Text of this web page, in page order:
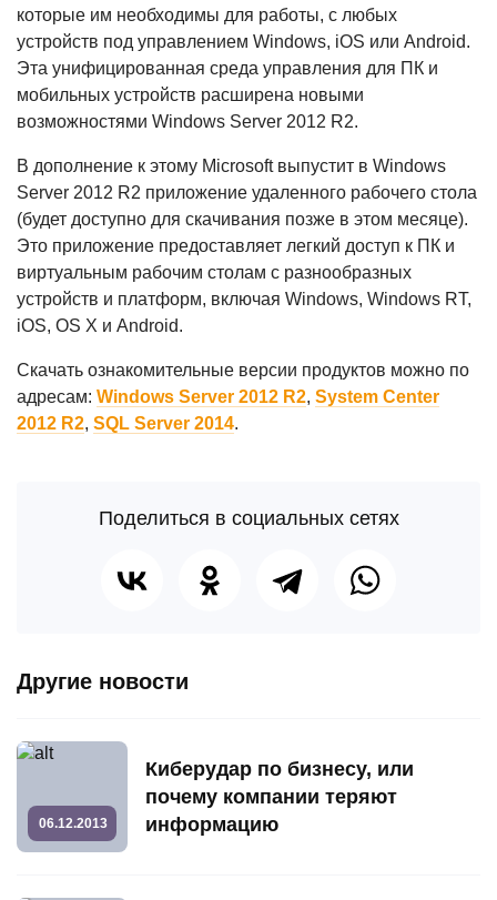
которые им необходимы для работы, с любых
устройств под управлением Windows, iOS или Android.
Эта унифицированная среда управления для ПК и
мобильных устройств расширена новыми
возможностями Windows Server 2012 R2.
В дополнение к этому Microsoft выпустит в Windows
Server 2012 R2 приложение удаленного рабочего стола
(будет доступно для скачивания позже в этом месяце).
Это приложение предоставляет легкий доступ к ПК и
виртуальным рабочим столам с разнообразных
устройств и платформ, включая Windows, Windows RT,
iOS, OS X и Android.
Скачать ознакомительные версии продуктов можно по
адресам: Windows Server 2012 R2, System Center
2012 R2, SQL Server 2014.
Поделиться в социальных сетях
Другие новости
06.12.2013
Киберудар по бизнесу, или
почему компании теряют
информацию